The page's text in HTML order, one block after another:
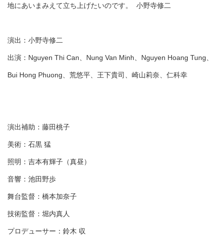
地にあいまみえて立ち上げたいのです。 小野寺修二
演出：小野寺修二
出演：Nguyen Thi Can、Nung Van Minh、Nguyen Hoang Tung、
Bui Hong Phuong、荒悠平、王下貴司、崎山莉奈、仁科幸
演出補助：藤田桃子
美術：石黒 猛
照明：吉本有輝子（真昼）
音響：池田野歩
舞台監督：橋本加奈子
技術監督：堀内真人
プロデューサー：鈴木 収